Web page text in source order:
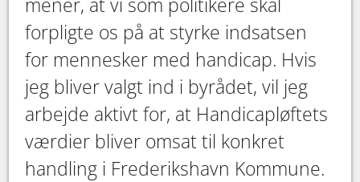
forpligte os på at styrke indsatsen
for mennesker med handicap. Hvis
jeg bliver valgt ind i byrådet, vil jeg
arbejde aktivt for, at Handicapløftets
værdier bliver omsat til konkret
handling i Frederikshavn Kommune.